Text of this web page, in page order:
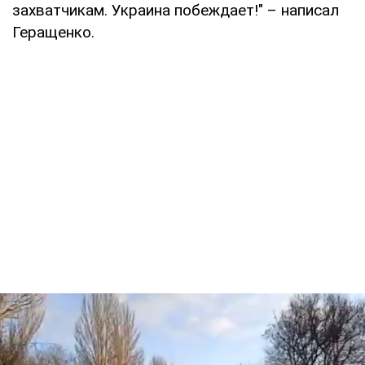
захватчикам. Украина побеждает!" – написал
Геращенко.